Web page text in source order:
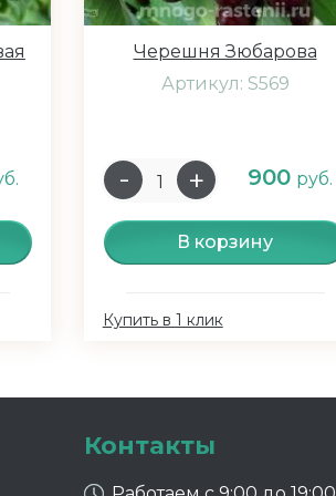
Черешня Зюбарова
Артикул: S569
900 руб.
В корзину
Купить в 1 клик
Контакты